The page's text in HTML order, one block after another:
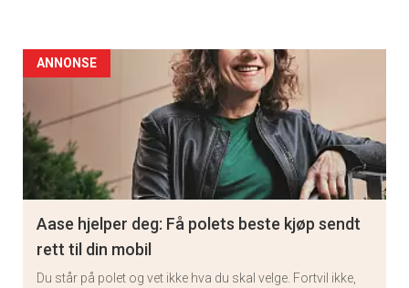
ANNONSE
Aase hjelper deg: Få polets beste kjøp sendt
rett til din mobil
Du står på polet og vet ikke hva du skal velge. Fortvil ikke,